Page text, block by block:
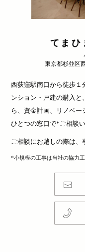
てまひ
東京都杉並区
西荻窪駅南口から徒歩１
ンション・戸建の購入
ら、資金計画、リノベー
ひとつの窓口で*ご相談い
ご相談にお越しの際は、
*小規模の工事は当社の協力